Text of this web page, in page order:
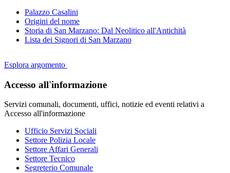
Palazzo Casalini
Origini del nome
Storia di San Marzano: Dal Neolitico all'Antichità
Lista dei Signori di San Marzano
Esplora argomento
Accesso all'informazione
Servizi comunali, documenti, uffici, notizie ed eventi relativi a
Accesso all'informazione
Ufficio Servizi Sociali
Settore Polizia Locale
Settore Affari Generali
Settore Tecnico
Segreterio Comunale